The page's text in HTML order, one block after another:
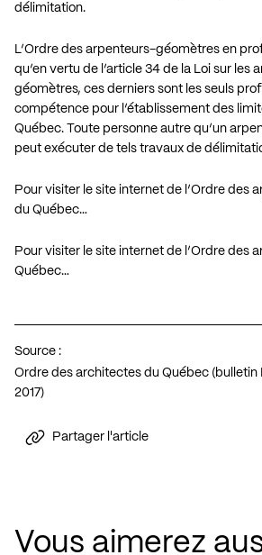
délimitation.
L’Ordre des arpenteurs-géomètres en
qu’en vertu de l’article 34 de la Loi sur les
géomètres, ces derniers sont les seuls
compétence pour l’établissement des
Québec. Toute personne autre qu’un
peut exécuter de tels travaux de
Pour visiter le site internet de l’Ordre des
du Québec…
Pour visiter le site internet de l’Ordre des
Québec…
Source :
Ordre des architectes du Québec (bulletin
2017)
Partager l'article
Vous aimerez